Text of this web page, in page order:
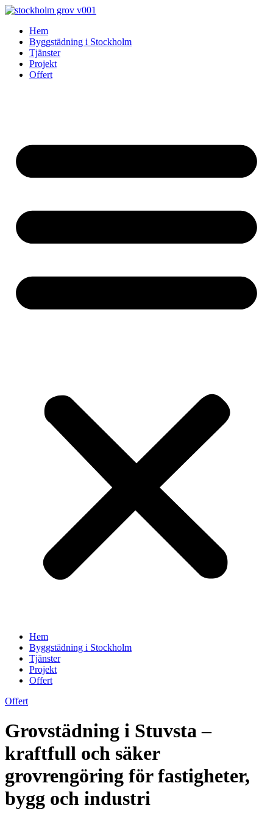
Skip
contentHem
Byggstädning i Stockholm
Tjänster
Projekt
Offert
Hem
Byggstädning i Stockholm
Tjänster
Projekt
Offert
Offert
Grovstädning i Stuvsta –
kraftfull och säker
grovrengöring för fastigheter,
bygg och industri